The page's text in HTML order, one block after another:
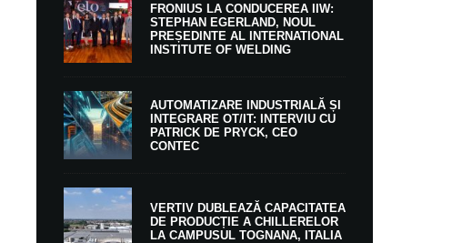
FRONIUS LA CONDUCEREA IIW:
STEPHAN EGERLAND, NOUL
PREȘEDINTE AL INTERNATIONAL
INSTITUTE OF WELDING
AUTOMATIZARE INDUSTRIALĂ ȘI
INTEGRARE OT/IT: INTERVIU CU
PATRICK DE PRYCK, CEO
CONTEC
VERTIV DUBLEAZĂ CAPACITATEA
DE PRODUCȚIE A CHILLERELOR
LA CAMPUSUL TOGNANA, ITALIA